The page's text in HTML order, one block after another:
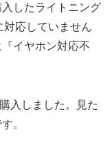
したライトニング
応していません
イヤホン対応不
入しました。見た
。